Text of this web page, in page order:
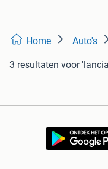
Home Auto's
3 resultaten voor